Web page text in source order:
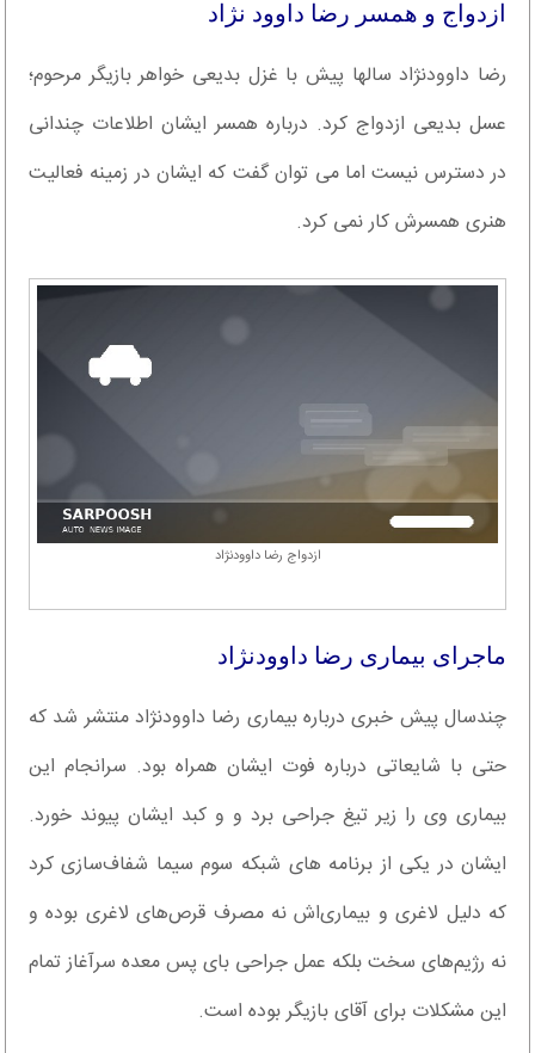
ازدواج و همسر رضا داوود نژاد
رضا داوودنژاد سالها پیش با غزل بدیعی خواهر بازیگر مرحوم؛
عسل بدیعی ازدواج کرد. درباره همسر ایشان اطلاعات چندانی
در دسترس نیست اما می توان گفت که ایشان در زمینه فعالیت
هنری همسرش کار نمی کرد.
ازدواج رضا داوودنژاد
ماجرای بیماری رضا داوودنژاد
چندسال پیش خبری درباره بیماری رضا داوودنژاد منتشر شد که
حتی با شایعاتی درباره فوت ایشان همراه بود. سرانجام این
بیماری وی را زیر تیغ جراحی برد و و کبد ایشان پیوند خورد.
ایشان در یکی از برنامه های شبکه سوم سیما شفاف‌سازی کرد
که دلیل لاغری و بیماری‌اش نه مصرف قرص‌های لاغری بوده و
نه رژیم‌های سخت بلکه عمل جراحی بای پس معده سرآغاز تمام
این مشکلات برای آقای بازیگر بوده است.